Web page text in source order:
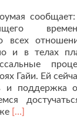
всех
и в телах
Гайи. Ей
поддержка
Читать
[…]